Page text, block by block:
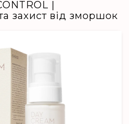
|
захист від зморшок